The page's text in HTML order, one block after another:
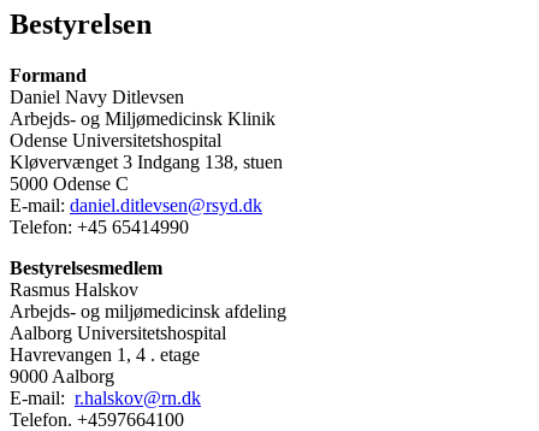
Bestyrelsen
Formand
Daniel Navy Ditlevsen
Arbejds- og Miljømedicinsk Klinik
Odense Universitetshospital
Kløvervænget 3 Indgang 138, stuen
5000 Odense C
E-mail: daniel.ditlevsen@rsyd.dk
Telefon: +45 65414990
Bestyrelsesmedlem
Rasmus Halskov
Arbejds- og miljømedicinsk afdeling
Aalborg Universitetshospital
Havrevangen 1, 4 . etage
9000 Aalborg
E-mail: r.halskov@rn.dk
Telefon. +4597664100